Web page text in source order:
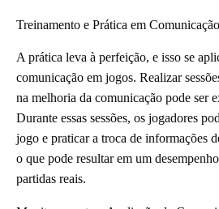
Treinamento e Prática em Comunicação
A prática leva à perfeição, e isso se
comunicação em jogos. Realizar
na melhoria da comunicação pode ser
Durante essas sessões, os jogadores
jogo e praticar a troca de informações
o que pode resultar em um
partidas reais.